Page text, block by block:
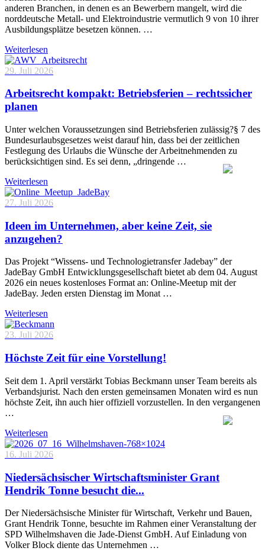
anderen Branchen, in denen es an Bewerbern mangelt, wird die
norddeutsche Metall- und Elektroindustrie vermutlich 9 von 10 ihrer
Ausbildungsplätze besetzen können. …
Weiterlesen
29. Juli 2026
Arbeitsrecht kompakt: Betriebsferien – rechtssicher
planen
Unter welchen Voraussetzungen sind Betriebsferien zulässig?§ 7 des
Bundesurlaubsgesetzes weist darauf hin, dass bei der zeitlichen
Festlegung des Urlaubs die Wünsche der Arbeitnehmenden zu
berücksichtigen sind. Es sei denn, „dringende …
Weiterlesen
27. Juli 2026
Ideen im Unternehmen, aber keine Zeit, sie
anzugehen?
Das Projekt “Wissens- und Technologietransfer Jadebay” der
JadeBay GmbH Entwicklungsgesellschaft bietet ab dem 04. August
2026 ein neues kostenloses Format an: Online-Meetup mit der
JadeBay. Jeden ersten Dienstag im Monat …
Weiterlesen
23. Juli 2026
Höchste Zeit für eine Vorstellung!
Seit dem 1. April verstärkt Tobias Beckmann unser Team bereits als
Verbandsjurist. Nach den ersten gemeinsamen Monaten wird es nun
höchste Zeit, ihn auch hier offiziell vorzustellen. In den vergangenen
…
Weiterlesen
16. Juli 2026
Niedersächsischer Wirtschaftsminister Grant
Hendrik Tonne besucht die...
Der Niedersächsische Minister für Wirtschaft, Verkehr und Bauen,
Grant Hendrik Tonne, besuchte im Rahmen einer Veranstaltung der
SPD Wilhelmshaven die Jade-Dienst GmbH. Auf Einladung von
Volker Block diente das Unternehmen …